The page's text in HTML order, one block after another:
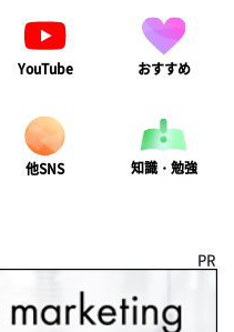
YouTube おすすめ
他SNS 知識・勉強
PR